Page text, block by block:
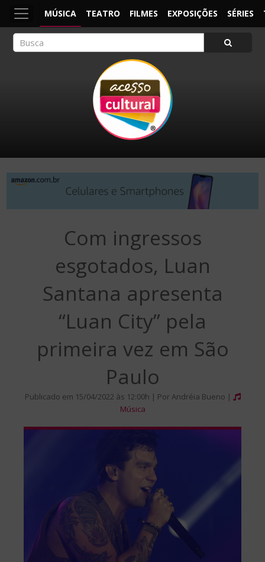
MÚSICA TEATRO FILMES EXPOSIÇÕES SÉRIES
Com ingressos
esgotados, Luan
Santana apresenta
“Luan City” pela
primeira vez em São
Paulo
Publicado em 15/04/2022 às 12:00h | Por Andréia Bueno |
Música